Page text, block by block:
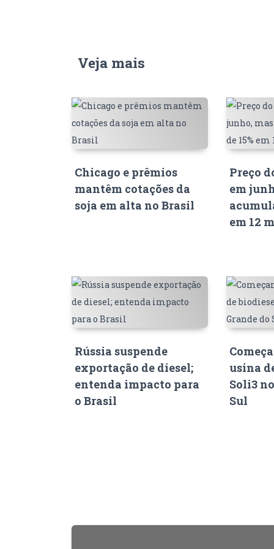
Veja mais
Chicago e prêmios
mantêm cotações da
soja em alta no Brasil
Preço
em
em 12
Rússia suspende
exportação de diesel;
entenda impacto para
o Brasil
usina
Soli3
Sul